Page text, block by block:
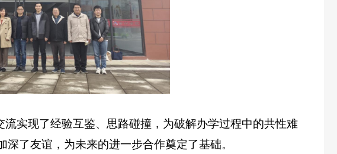
实现了经验互鉴、思路碰撞，为破解办学过程中的共性难
了友谊，为未来的进一步合作奠定了基础。